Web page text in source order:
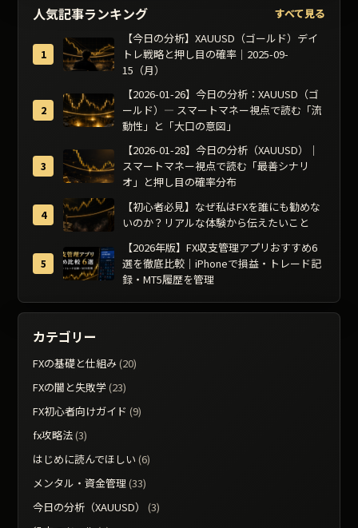
人気記事ランキング
すべて見る
【今日の分析】XAUUSD（ゴールド）デイ
トレ戦略と押し目の確率｜2025-09-
15（月）
【2026-01-26】今日の分析：XAUUSD（ゴ
ールド）— スマートマネー視点で読む「流
動性」と「大口の意図」
【2026-01-28】今日の分析（XAUUSD）｜
スマートマネー視点で読む「最善シナリ
オ」と押し目の確率分布
【初心者必見】なぜ私はFXを誰にも勧めな
いのか？リアルな体験から伝えたいこと
【2026年版】FX収支管理アプリおすすめ6
選を徹底比較｜iPhoneで損益・トレード記
録・MT5履歴を管理
カテゴリー
FXの基礎と仕組み(20)
FXの闇と失敗学(23)
FX初心者向けガイド (9)
fx攻略法(3)
はじめに読んでほしい (6)
メンタル・資金管理(33)
今日の分析（XAUUSD）
(3)